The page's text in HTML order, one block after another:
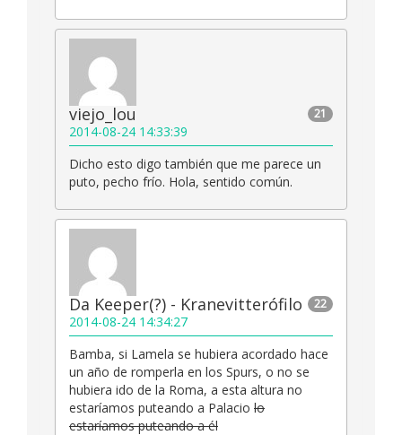
21
viejo_lou
2014-08-24 14:33:39
Dicho esto digo también que me parece un
puto, pecho frío. Hola, sentido común.
22
Da Keeper(?) - Kranevitterófilo
2014-08-24 14:34:27
Bamba, si Lamela se hubiera acordado hace
un año de romperla en los Spurs, o no se
hubiera ido de la Roma, a esta altura no
estaríamos puteando a Palacio lo
estaríamos puteando a él